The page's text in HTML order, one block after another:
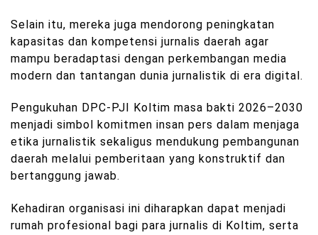
Selain itu, mereka juga mendorong peningkatan
kapasitas dan kompetensi jurnalis daerah agar
mampu beradaptasi dengan perkembangan media
modern dan tantangan dunia jurnalistik di era digital.
Pengukuhan DPC-PJI Koltim masa bakti 2026–2030
menjadi simbol komitmen insan pers dalam menjaga
etika jurnalistik sekaligus mendukung pembangunan
daerah melalui pemberitaan yang konstruktif dan
bertanggung jawab.
Kehadiran organisasi ini diharapkan dapat menjadi
rumah profesional bagi para jurnalis di Koltim, serta